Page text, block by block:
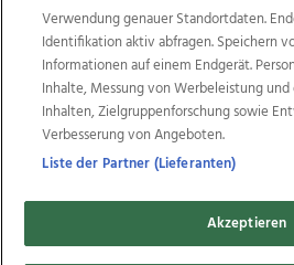
Weitere Angebote des
TV1 di-mog-i.at OÖNow
Life Radio
OÖNachrichten
OÖN Karriere
OÖN Reise
Regionaljobs
wasistlos.at
Copyrights © 2026 Tips
Verwendung genauer Standortdaten.
Identifikation aktiv abfragen. Speichern
Informationen auf einem Endgerät.
Inhalte, Messung von Werbeleistung
Inhalten, Zielgruppenforschung sowie
Verbesserung von Angeboten.
Liste der Partner (Lieferanten)
Akzeptieren